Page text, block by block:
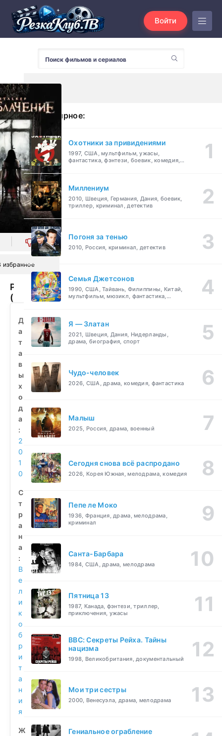
Войти
0
избранное
Разоблачение
(2010)
бесплатно
Д
а
т
а
в
ы
х
о
д
а
:
2
0
1
0
С
т
р
а
н
а
:
В
е
л
и
к
о
б
р
и
т
а
н
и
я
Ж
Популярное:
Охотники за привидениями
1997, США, мультфильм, ужасы,
фантастика, фэнтези, боевик, комедия,
Миллениум
2010, Швеция, Германия, Дания, боевик,
триллер, криминал, детектив
Погоня за тенью
2010, Россия, криминал, детектив
Семья Джетсонов
1990, США, Тайвань, Филиппины, Китай,
мультфильм, мюзикл, фантастика,
Я — Златан
2021, Швеция, Дания, Нидерланды,
драма, биография, спорт
Чудо-человек
2026, США, драма, комедия, фантастика
Малыш
2025, Россия, драма, военный
Сегодня снова всё распродано
2026, Корея Южная, мелодрама, комедия
Пепе ле Моко
1936, Франция, драма, мелодрама,
криминал
Санта-Барбара
1984, США, драма, мелодрама
Пятница 13
1987, Канада, фэнтези, триллер,
приключения, ужасы
BBC: Секреты Рейха. Тайны
нацизма
1998, Великобритания, документальный
Мои три сестры
2000, Венесуэла, драма, мелодрама
Гениальное ограбление